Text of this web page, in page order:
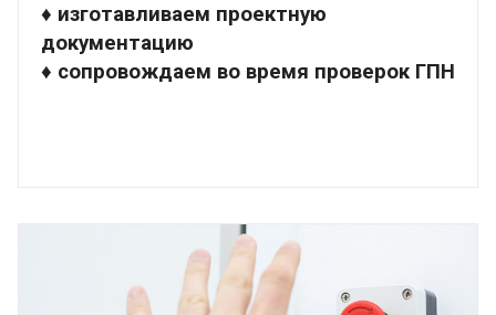
♦ изготавливаем проектную
документацию
♦ сопровождаем во время проверок ГПН